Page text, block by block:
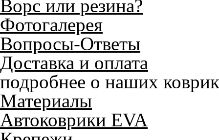
Ворс или резина?
Фотогалерея
Вопросы-Ответы
Доставка и оплата
подробнее о наших
Материалы
Автоковрики EVA